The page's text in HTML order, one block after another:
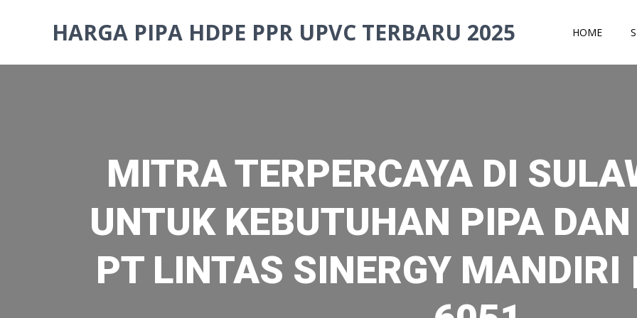
HARGA PIPA HDPE PPR UPVC TERBARU 2025 HOME
MITRA TERPERCAYA DI
UNTUK KEBUTUHAN PIPA
PT LINTAS SINERGY